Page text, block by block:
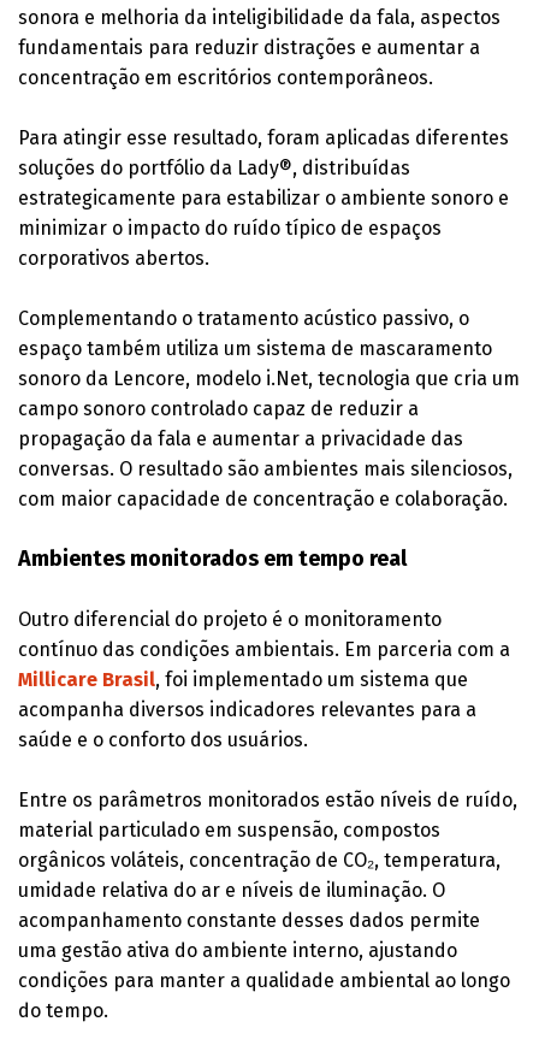
sonora e melhoria da inteligibilidade da fala, aspectos
fundamentais para reduzir distrações e aumentar a
concentração em escritórios contemporâneos.
Para atingir esse resultado, foram aplicadas diferentes
soluções do portfólio da Lady®, distribuídas
estrategicamente para estabilizar o ambiente sonoro e
minimizar o impacto do ruído típico de espaços
corporativos abertos.
Complementando o tratamento acústico passivo, o
espaço também utiliza um sistema de mascaramento
sonoro da Lencore, modelo i.Net, tecnologia que cria um
campo sonoro controlado capaz de reduzir a
propagação da fala e aumentar a privacidade das
conversas. O resultado são ambientes mais silenciosos,
com maior capacidade de concentração e colaboração.
Ambientes monitorados em tempo real
Outro diferencial do projeto é o monitoramento
contínuo das condições ambientais. Em parceria com a
Millicare Brasil, foi implementado um sistema que
acompanha diversos indicadores relevantes para a
saúde e o conforto dos usuários.
Entre os parâmetros monitorados estão níveis de ruído,
material particulado em suspensão, compostos
orgânicos voláteis, concentração de CO₂, temperatura,
umidade relativa do ar e níveis de iluminação. O
acompanhamento constante desses dados permite
uma gestão ativa do ambiente interno, ajustando
condições para manter a qualidade ambiental ao longo
do tempo.